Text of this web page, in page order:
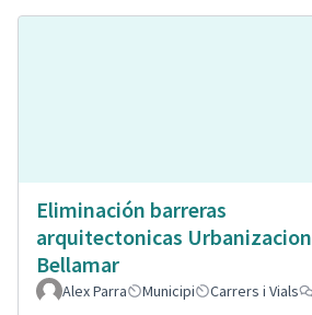
Eliminación barreras
arquitectonicas Urbanizacion
Bellamar
Alex Parra Municipi Carrers i Vials